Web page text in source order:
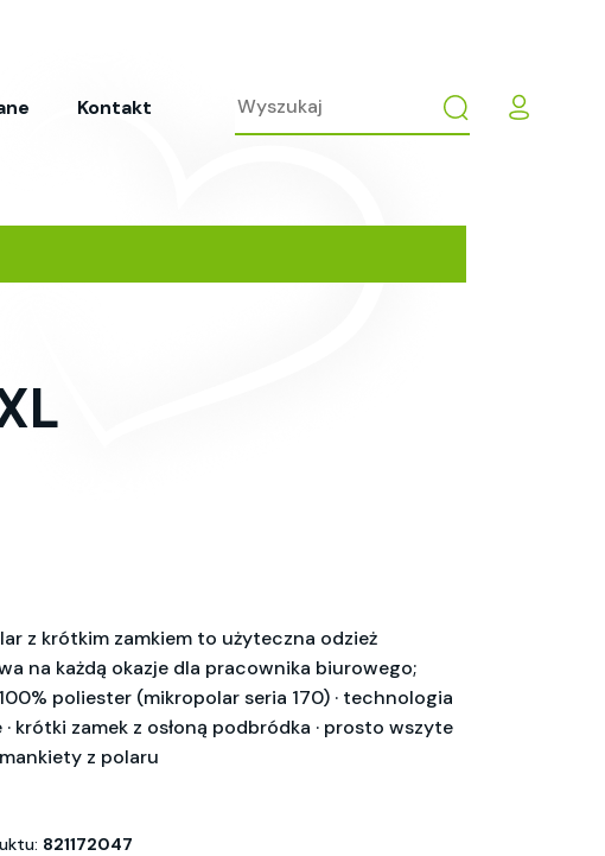
Kontakt
z krótkim zamkiem to użyteczna odzież
na każdą okazje dla pracownika biurowego;
poliester (mikropolar seria 170) · technologia
krótki zamek z osłoną podbródka · prosto wszyte
z polaru
821172047